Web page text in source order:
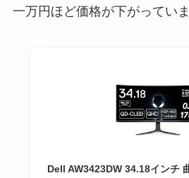
一万円ほど価格が下がっていま
Dell AW3423DW 34.18インチ